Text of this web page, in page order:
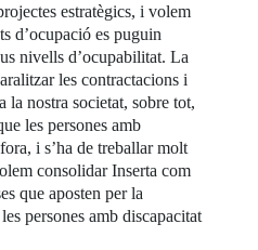
estratègics, i volem
d’ocupació es puguin
nivells d’ocupabilitat. La
les contractacions i
la nostra societat, sobre tot,
les persones amb
i s’ha de treballar molt
consolidar Inserta com
que aposten per la
persones amb discapacitat